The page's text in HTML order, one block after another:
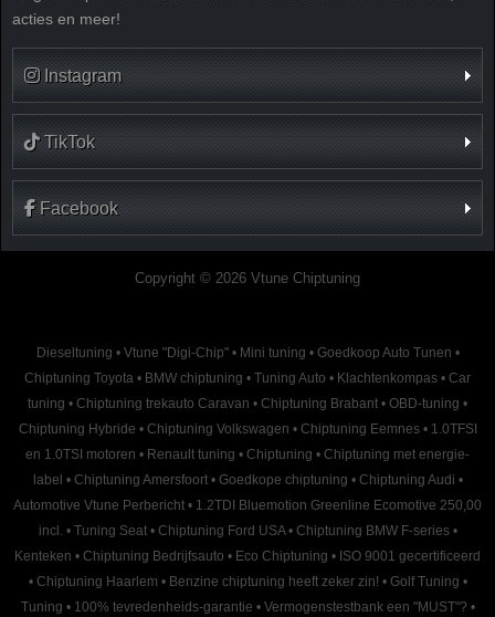
acties en meer!
Instagram
TikTok
Facebook
Copyright © 2026 Vtune Chiptuning
Dieseltuning • Vtune "Digi-Chip" • Mini tuning • Goedkoop Auto Tunen •
Chiptuning Toyota • BMW chiptuning • Tuning Auto • Klachtenkompas • Car
tuning • Chiptuning trekauto Caravan • Chiptuning Brabant • OBD-tuning •
Chiptuning Hybride • Chiptuning Volkswagen • Chiptuning Eemnes • 1.0TFSI
en 1.0TSI motoren • Renault tuning • Chiptuning • Chiptuning met energie-
label • Chiptuning Amersfoort • Goedkope chiptuning • Chiptuning Audi •
Automotive Vtune Perbericht • 1.2TDI Bluemotion Greenline Ecomotive 250,00
incl. • Tuning Seat • Chiptuning Ford USA • Chiptuning BMW F-series •
Kenteken • Chiptuning Bedrijfsauto • Eco Chiptuning • ISO 9001 gecertificeerd
• Chiptuning Haarlem • Benzine chiptuning heeft zeker zin! • Golf Tuning •
Tuning • 100% tevredenheids-garantie • Vermogenstestbank een "MUST"? •